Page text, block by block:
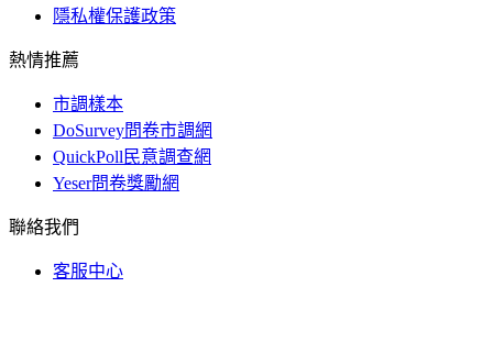
隱私權保護政策
熱情推薦
市調樣本
DoSurvey問卷市調網
QuickPoll民意調查網
Yeser問卷獎勵網
聯絡我們
客服中心